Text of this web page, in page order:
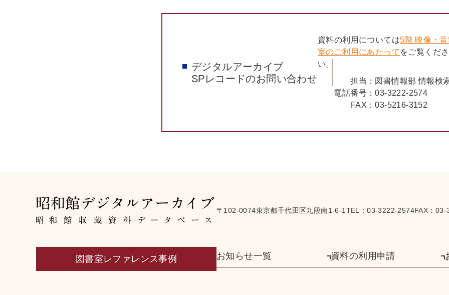
デジタルアーカイブ
SPレコードのお問い合わせ
資料の利用については5階 映像・
室のご利用にあたって をご覧くださ
い。
担当： 図書情報部 情報検
電話番号：03-3222-2574
FAX：03-5216-3152
〒102-0074東京都千代田区九段南1-6-1 TEL：03-3222-2574FAX：
図書室レファレンス事例 お知らせ一覧 資料の利用申請